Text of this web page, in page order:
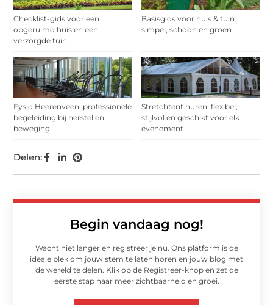
Checklist-gids voor een
opgeruimd huis en een
verzorgde tuin
Basisgids voor huis & tuin:
simpel, schoon en groen
Fysio Heerenveen: professionele
begeleiding bij herstel en
beweging
Stretchtent huren: flexibel,
stijlvol en geschikt voor elk
evenement
Begin vandaag nog!
Wacht niet langer en registreer je nu. Ons platform is de
ideale plek om jouw stem te laten horen en jouw blog met
de wereld te delen. Klik op de Registreer-knop en zet de
eerste stap naar meer zichtbaarheid en groei.
Delen: